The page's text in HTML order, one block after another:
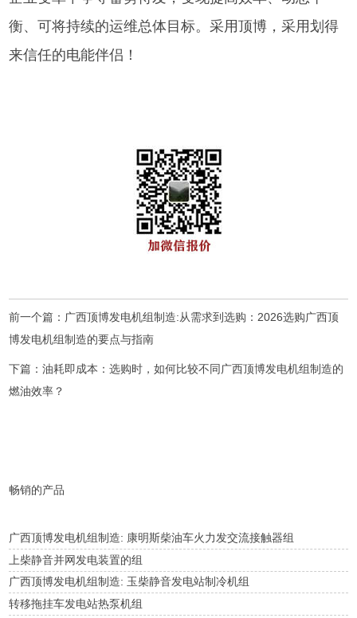
衡、可将持续的运维总体目标。采用顶博，采用划得
来信任的电能伴侣！
前一个篇： 广西顶博发电机组制造:从需求到选购：2026选购广西顶
博发电机组制造的要点与指南
下篇：油耗即成本：选购时，如何比较不同广西顶博发电机组制造的
燃油效率？
畅销的产品
广西顶博发电机组制造: 康明斯柴油车火力发交流接触器组
上柴静音并网发电装置的组
广西顶博发电机组制造: 玉柴静音发电站制冷机组
转移拖挂车发电站热泵机组